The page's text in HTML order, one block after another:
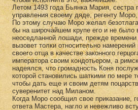
Летом 1493 года Бьянка Мария, сестра
управле­ния своему дяде, регенту
По этому случаю Моро желал
бы на широчайшем кру­пе его и не было
неоседланной лошади, прежде времени
вызовет толки относительно
своего от­ца в качестве законного
императора своим кон­дотьером, а
надеялся, что громадность Ко­ня
которой становились шаткими по мере
чтобы дать еще и своим детям
суверени­тет над Миланом.
Когда Моро сообщил свое приказание,
ответа Мастера, нагло и невежливо